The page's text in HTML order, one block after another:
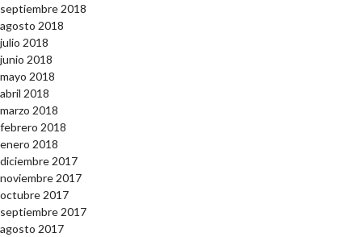
septiembre 2018
agosto 2018
julio 2018
junio 2018
mayo 2018
abril 2018
marzo 2018
febrero 2018
enero 2018
diciembre 2017
noviembre 2017
octubre 2017
septiembre 2017
agosto 2017